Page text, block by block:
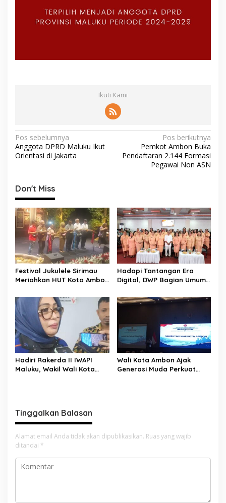
Ikuti Kami
N
a
i
g
a
s
i
p
o
s
Pos sebelumnya
Anggota DPRD Maluku Ikut
Orientasi di Jakarta
Pos berikutnya
Pemkot Ambon Buka
Pendaftaran 2.144 Formasi
Pegawai Non ASN
Don't Miss
Festival Jukulele Sirimau
Meriahkan HUT Kota Ambon
Identitas Ambon City of
Music
Hadapi Tantangan Era
Digital, DWP Bagian Umum
Edukasi Parenting Perkuat
Hadiri Rakerda II IWAPI
Maluku, Wakil Wali Kota
Wali Kota Ambon Ajak
Generasi Muda Perkuat
Tinggalkan Balasan
Alamat email Anda tidak akan dipublikasikan. Ruas yang wajib
ditandai *